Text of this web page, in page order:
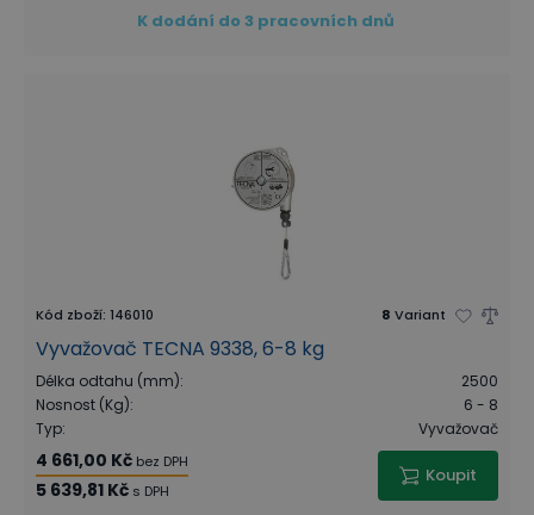
K dodání do 3 pracovních dnů
Kód zboží: 146010 8 Variant
Vyvažovač TECNA 9338, 6-8 kg
Délka odtahu (mm):
2500
Nosnost (Kg):
6 - 8
Typ: Vyvažovač
4 661,00 Kč bez DPH
5 639,81 Kč s DPH
Koupit